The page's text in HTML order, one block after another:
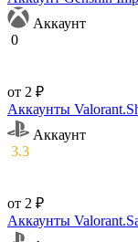
Аккаунт
0
от 2 ₽
Аккаунты
Аккаунт
3.3
от 2 ₽
Аккаунты